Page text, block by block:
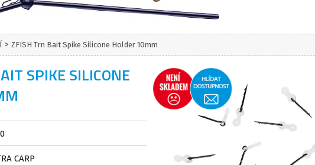
> ZFISH Trn Bait Spike Silicone Holder 10mm
SPIKE SILICONE
CARP